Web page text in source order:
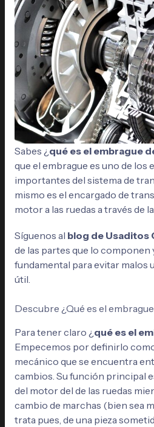
Sabes ¿qué es el embrague
que el embrague es uno de los
importantes del sistema de
mismo es el encargado de
motor a las ruedas a través de
Síguenos al blog de Usaditos
de las partes que lo componen
fundamental para evitar malos
útil.
Descubre ¿Qué es el
Para tener claro ¿qué es el
Empecemos por definirlo
mecánico que se encuentra
cambios. Su función principal
del motor del de las ruedas
cambio de marchas (bien sea
trata pues, de una pieza